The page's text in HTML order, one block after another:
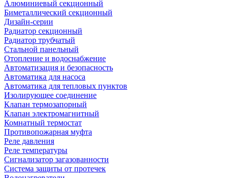
Алюминиевый секционный
Биметаллический секционный
Дизайн-серии
Радиатор секционный
Радиатор трубчатый
Стальной панельный
Отопление и водоснабжение
Автоматизация и безопасность
Автоматика для насоса
Автоматика для тепловых пунктов
Изолирующее соединение
Клапан термозапорный
Клапан электромагнитный
Комнатный термостат
Противопожарная муфта
Реле давления
Реле температуры
Сигнализатор загазованности
Система защиты от протечек